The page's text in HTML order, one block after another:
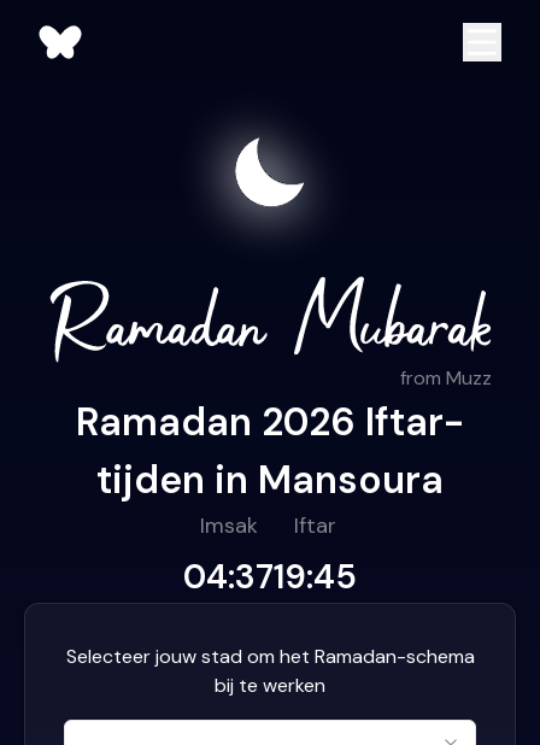
from Muzz
Ramadan 2026 Iftar-
tijden in Mansoura
Imsak
04:37
Iftar
19:45
Selecteer jouw stad om het Ramadan-schema
bij te werken